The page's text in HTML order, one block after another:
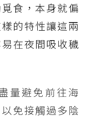
食，本身就偏
的特性讓這兩
在夜間吸收穢
量避免前往海
免接觸過多陰